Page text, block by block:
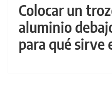
Colocar un
aluminio
para qué sirve